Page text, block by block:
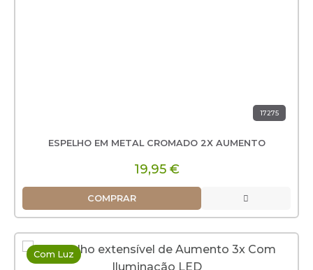
17275
ESPELHO EM METAL CROMADO 2X AUMENTO
19,95 €
COMPRAR
Com Luz